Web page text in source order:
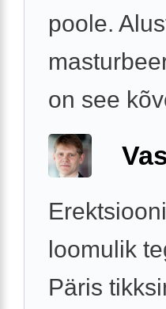
poole.
on see
loomulik
Päris